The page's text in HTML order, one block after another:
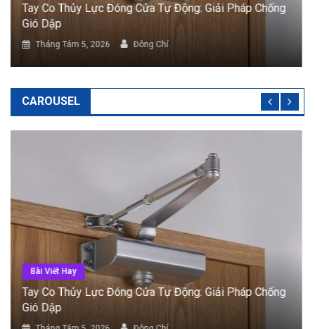
Cửa Tự Động Cảm Biến: Phân Loại Và Tiêu Chí Lắp
Đặt
Tháng Tám 5, 2026 Đông Chí
CAROUSEL
Bài Viết Hay
Cửa Tự Động Cảm Biến: Phân Loại Và Tiêu Chí Lắp
Đặt